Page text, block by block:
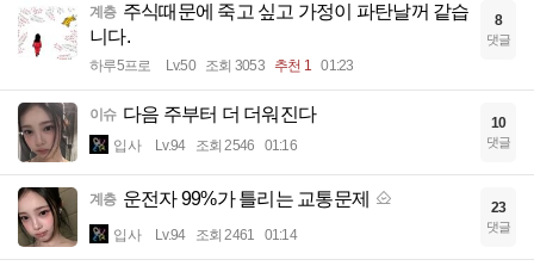
계층 주식때문에 죽고 싶고 가정이 파탄날꺼 같습
니다.
하루5프로 Lv.50 조회 3053 추천 1 01:23
8
댓글
이슈 다음 주부터 더 더워진다
입사 Lv.94 조회 2546 01:16
10
댓글
계층 운전자 99%가 틀리는 교통문제
입사 Lv.94 조회 2461 01:14
23
댓글